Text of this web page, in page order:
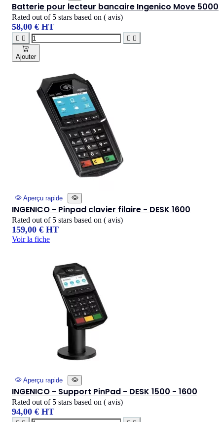
Batterie pour lecteur bancaire Ingenico Move 5000
Rated out of 5 stars based on ( avis)
58,00 € HT
   
Ajouter
Aperçu rapide
INGENICO - Pinpad clavier filaire - DESK 1600
Rated out of 5 stars based on ( avis)
159,00 € HT
Voir la fiche
Aperçu rapide
INGENICO - Support PinPad - DESK 1500 - 1600
Rated out of 5 stars based on ( avis)
94,00 € HT